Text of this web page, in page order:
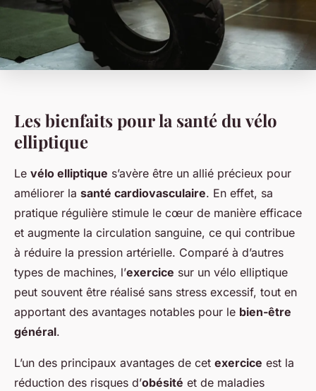
Les bienfaits pour la santé du vélo
elliptique
Le vélo elliptique s’avère être un allié précieux pour
améliorer la santé cardiovasculaire. En effet, sa
pratique régulière stimule le cœur de manière efficace
et augmente la circulation sanguine, ce qui contribue
à réduire la pression artérielle. Comparé à d’autres
types de machines, l’exercice sur un vélo elliptique
peut souvent être réalisé sans stress excessif, tout en
apportant des avantages notables pour le bien-être
général.
L’un des principaux avantages de cet exercice est la
réduction des risques d’obésité et de maladies